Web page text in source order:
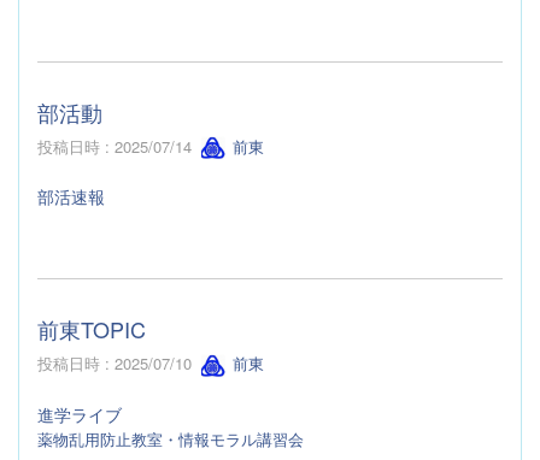
部活動
投稿日時 : 2025/07/14 前東
部活速報
前東TOPIC
投稿日時 : 2025/07/10 前東
進学ライブ
薬物乱用防止教室・情報モラル講習会